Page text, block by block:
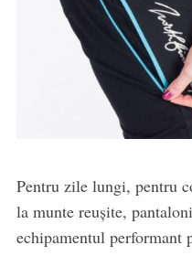
Pentru zile lungi, pentru
la munte reușite,
echipamentul performant